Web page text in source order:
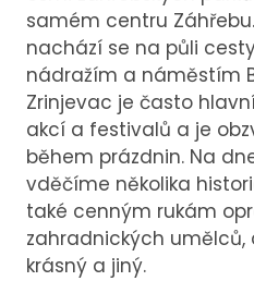
samém centru
nachází se na půli
nádražím a náměstím
Zrinjevac je často
akcí a festivalů a je
během prázdnin. Na
vděčíme několika
také cenným rukám
zahradnických umělců,
krásný a jiný.